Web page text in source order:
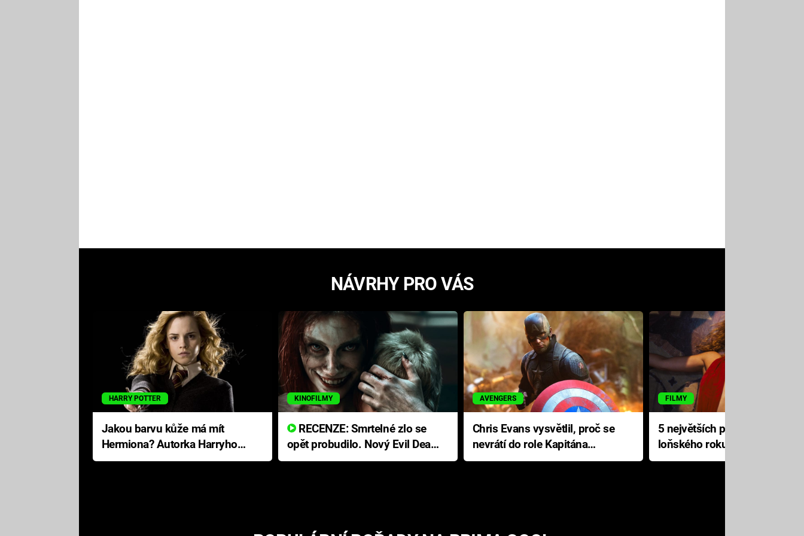
NÁVRHY PRO VÁS
HARRY POTTER
Jakou barvu kůže má mít
Hermiona? Autorka Harryho
Pottera přišla s ráznou
KINOFILMY
RECENZE: Smrtelné zlo se
opět probudilo. Nový Evil Dead
přichází s neodolatelnou
AVENGERS
Chris Evans vysvětlil, proč se
nevrátí do role Kapitána
Ameriky
FILMY
5 největších propadáků
loňského roku: Disney na
jediné katastrofě prodělal 200